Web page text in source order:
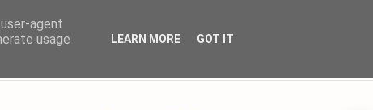
agent
usage
LEARN MORE GOT IT